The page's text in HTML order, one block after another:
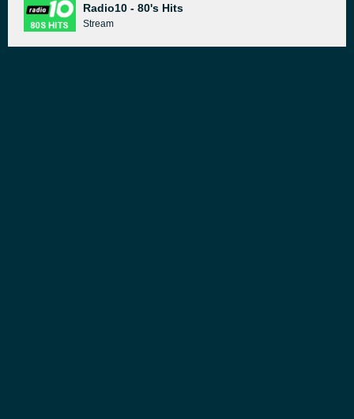
Radio10 - 80's Hits
Stream